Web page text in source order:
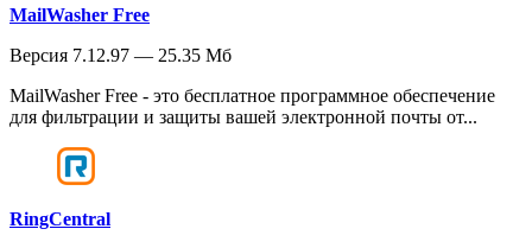
MailWasher Free
Версия 7.12.97 — 25.35 Мб
MailWasher Free - это бесплатное программное обеспечение
для фильтрации и защиты вашей электронной почты от...
RingCentral